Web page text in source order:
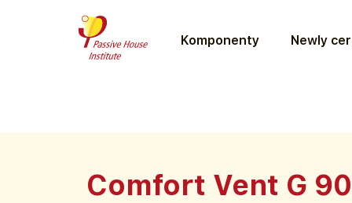
Komponenty Newly
Comfort Vent G